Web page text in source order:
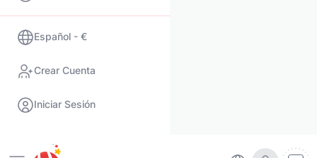
Español - €
Crear Cuenta
Iniciar Sesión